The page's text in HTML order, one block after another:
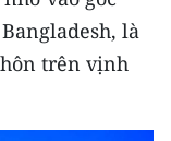
là
trên vịnh